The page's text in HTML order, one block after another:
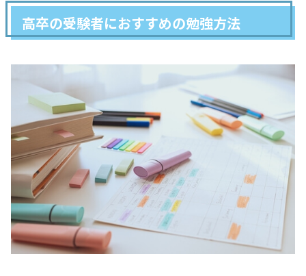
高卒の受験者におすすめの勉強方法